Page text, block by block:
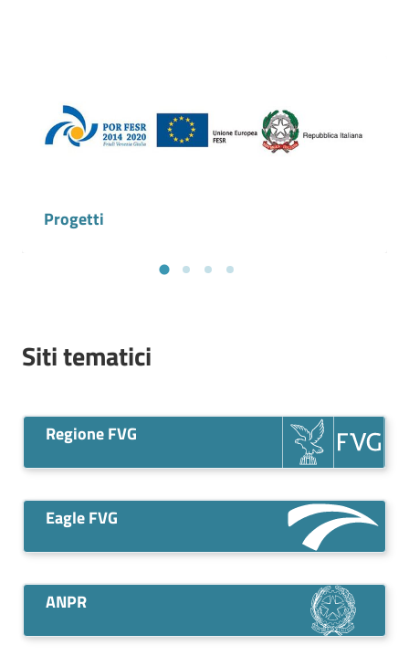
Progetti
Siti tematici
Regione FVG
Eagle FVG
ANPR